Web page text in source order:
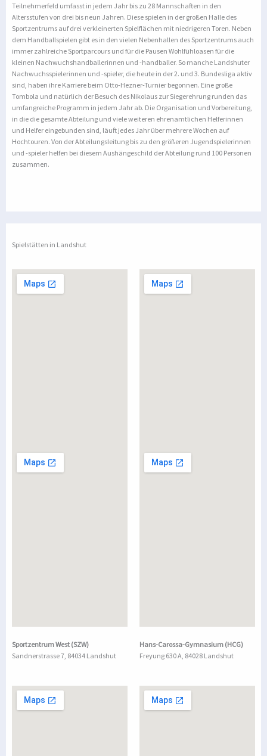
Teilnehmerfeld umfasst in jedem Jahr bis zu 28 Mannschaften in den
Altersstufen von drei bis neun Jahren. Diese spielen in der großen Halle des
Sportzentrums auf drei verkleinerten Spielflächen mit niedrigeren Toren. Neben
dem Handballspielen gibt es in den vielen Nebenhallen des Sportzentrums auch
immer zahlreiche Sportparcours und für die Pausen Wohlfühloasen für die
kleinen Nachwuchshandballerinnen und -handballer. So manche Landshuter
Nachwuchsspielerinnen und -spieler, die heute in der 2. und 3. Bundesliga aktiv
sind, haben ihre Karriere beim Otto-Hezner-Turnier begonnen. Eine große
Tombola und natürlich der Besuch des Nikolaus zur Siegerehrung runden das
umfangreiche Programm in jedem Jahr ab. Die Organisation und Vorbereitung,
in die die gesamte Abteilung und viele weiteren ehrenamtlichen Helferinnen
und Helfer eingebunden sind, läuft jedes Jahr über mehrere Wochen auf
Hochtouren. Von der Abteilungsleitung bis zu den größeren Jugendspielerinnen
und -spieler helfen bei diesem Aushängeschild der Abteilung rund 100 Personen
zusammen.
Spielstätten in Landshut
Sportzentrum West (SZW)
Sandnerstrasse 7, 84034 Landshut
Hans-Carossa-Gymnasium (HCG)
Freyung 630 A, 84028 Landshut